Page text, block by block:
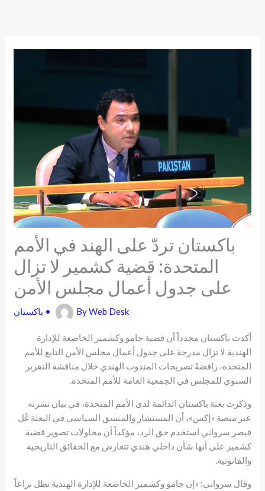
باكستان تردّ على الهند في الأمم
المتحدة: قضية كشمير لا تزال
على جدول أعمال مجلس الأمن
باكستان • ByWeb Desk
أكدت باكستان مجدداً أن قضية جامو وكشمير الخاضعة للإدارة
الهندية لا تزال مدرجة على جدول أعمال مجلس الأمن التابع للأمم
المتحدة، رافضةً تصريحات المندوب الهندي خلال مناقشة التقرير
السنوي للمجلس في الجمعية العامة للأمم المتحدة.
وذكرت بعثة باكستان الدائمة لدى الأمم المتحدة، في بيان نشرته
عبر منصة «إكس»، أن المستشار والمنسق السياسي في البعثةغُل
قيصر سرواني استخدم حق الرد، مؤكداً أن محاولات تصوير قضية
كشمير على أنها شأن داخلي هندي تتعارض مع الحقائق التاريخية
والقانونية.
وقال سرواني: «إن جامو وكشمير الخاضعة للإدارة الهندية تظل نزاعاً